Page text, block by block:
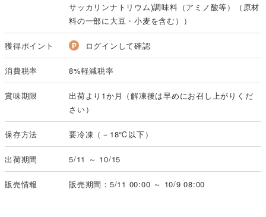
サッカリンナトリウム)調味料（アミノ酸等）（原材
料の一部に大豆・小麦を含む））
獲得ポイント ログインして確認
消費税率 8%軽減税率
賞味期限
出荷より1か月（解凍後は早めにお召し上がりくだ
さい）
保存方法 要冷凍（－18℃以下）
出荷期間 5/11 ～ 10/15
販売情報 販売期間：5/11 00:00 ～ 10/9 08:00